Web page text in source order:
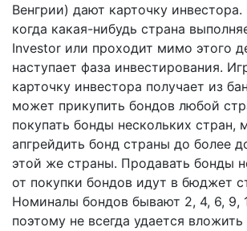
Венгрии) дают карточку
когда какая-нибудь страна
Investor или проходит мимо этого
наступает фаза инвестирования.
карточку инвестора получает из
может прикупить бондов любой
покупать бонды нескольких стран,
апгрейдить бонд страны до более
этой же страны. Продавать бонды
от покупки бондов идут в бюджет
Номиналы бондов бывают 2, 4, 6, 9,
поэтому не всегда удается